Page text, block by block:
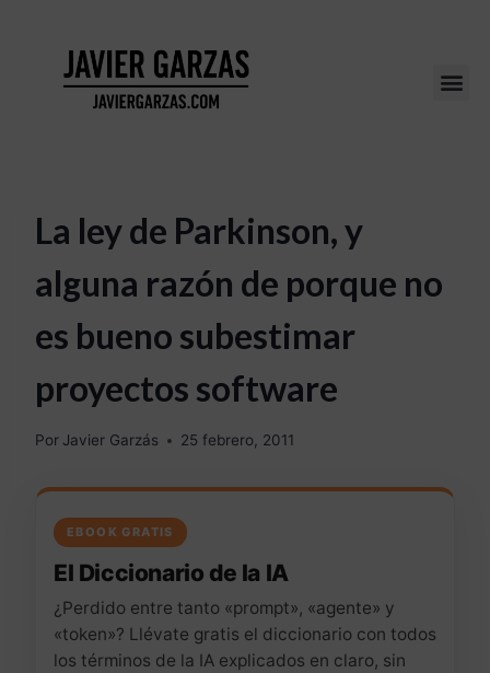
La ley de Parkinson, y
alguna razón de porque no
es bueno subestimar
proyectos software
Por Javier Garzás 25 febrero, 2011
EBOOK GRATIS
El Diccionario de la IA
¿Perdido entre tanto «prompt», «agente» y
«token»? Llévate gratis el diccionario con todos
los términos de la IA explicados en claro, sin